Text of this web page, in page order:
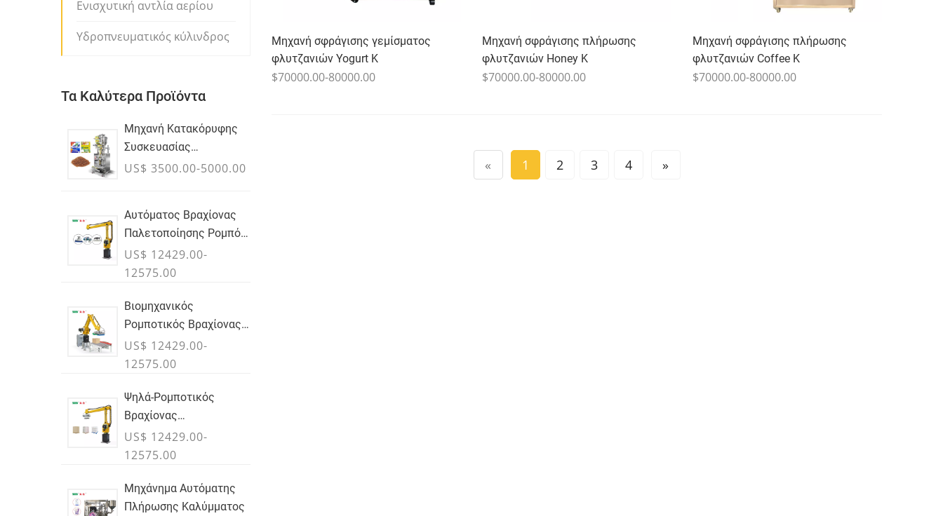
Μηχανή σφράγισης γεμίσματος
φλυτζανιών Yogurt K
$70000.00-80000.00
Μηχανή σφράγισης πλήρωσης
φλυτζανιών Honey K
$70000.00-80000.00
Μηχανή σφράγισης πλήρωσης
φλυτζανιών Coffee K
$70000.00-80000.00
« 1 2 3 4 »
Ενισχυτική αντλία αερίου
Υδροπνευματικός κύλινδρος
Τα Καλύτερα Προϊόντα
Μηχανή Κατακόρυφης
Συσκευασίας
Σωματιδίων
US$ 3500.00-5000.00
Αυτόματος Βραχίονας
Παλετοποίησης Ρομπότ
Για Κουτιά & Τσάντες
US$ 12429.00-
12575.00
Βιομηχανικός
Ρομποτικός Βραχίονας
Παλετοποίησης Για
Κουτιά & Υποθέσεις
US$ 12429.00-
12575.00
Ψηλά-Ρομποτικός
Βραχίονας
Παλετοποίησης
Ωφέλιμου Φορτίου Για
& Εμπορευματοκιβώτια
Χύδην - ΙΟΥΛΙΟΣ
US$ 12429.00-
12575.00
Μηχάνημα Αυτόματης
Πλήρωσης Καλύμματος